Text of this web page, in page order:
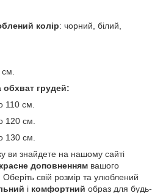
колір: чорний, білий,
см.
обхват грудей:
110 см.
120 см.
130 см.
ви знайдете на нашому сайті
доповненням вашого
свій розмір та улюблений
і комфортний образ для будь-